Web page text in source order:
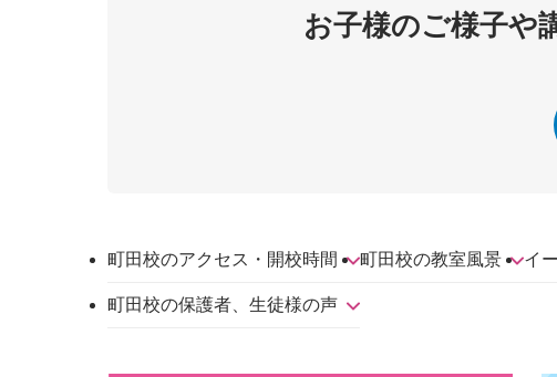
お子様のご様子や
町田校のアクセス・開校時間 町田校の教室風景 イ
町田校の保護者、生徒様の声